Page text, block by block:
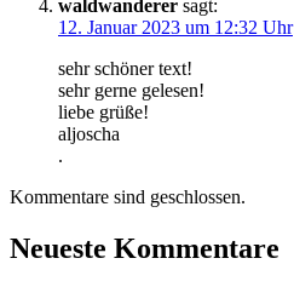
waldwanderer sagt:
12. Januar 2023 um 12:32 Uhr
sehr schöner text!
sehr gerne gelesen!
liebe grüße!
aljoscha
.
Kommentare sind geschlossen.
Neueste Kommentare